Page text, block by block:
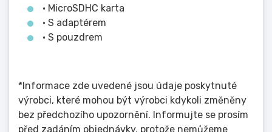
• MicroSDHC karta
• S adaptérem
• S pouzdrem
*Informace zde uvedené jsou údaje poskytnuté
výrobci, které mohou být výrobci kdykoli změněny
bez předchozího upozornění. Informujte se prosím
před zadáním objednávky, protože nemůžeme